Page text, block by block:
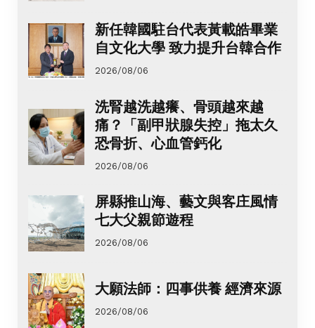
新任韓國駐台代表黃載皓畢業
自文化大學 致力提升台韓合作
2026/08/06
洗腎越洗越癢、骨頭越來越
痛？「副甲狀腺失控」拖太久
恐骨折、心血管鈣化
2026/08/06
屏縣推山海、藝文與客庄風情
七大父親節遊程
2026/08/06
大願法師：四事供養 經濟來源
2026/08/06